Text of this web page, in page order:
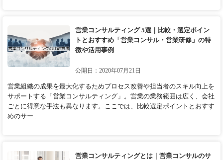
営業コンサルティング 5選｜比較・選定ポイン
トとおすすめ「営業コンサル・営業研修」の特
徴や活用事例
公開日：2020年07月21日
営業組織の成果を最大化するためプロセス改善や担当者のスキル向上を
サポートする「営業コンサルティング」。営業の業務範囲は広く、会社
ごとに得意な手法も異なります。ここでは、比較選定ポイントとおすす
めのサー...
営業コンサルティングとは｜営業コンサルのサ